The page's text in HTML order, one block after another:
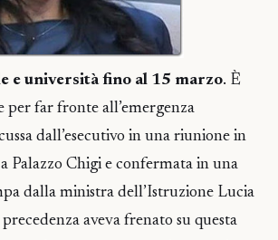
e università fino al 15 marzo. È
per far fronte all’emergenza
dall’esecutivo in una riunione in
Palazzo Chigi e confermata in una
dalla ministra dell’Istruzione Lucia
aveva frenato su questa